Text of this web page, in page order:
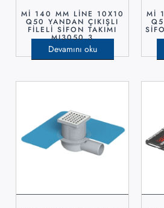
Mİ 140 MM LİNE 10X10
Q50 YANDAN ÇIKIŞLI
FİLELİ SİFON TAKIMI
MI3050.3
Devamını oku
Mİ